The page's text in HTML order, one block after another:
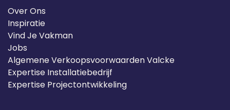
Over Ons
Inspiratie
Vind Je Vakman
Jobs
Algemene Verkoopsvoorwaarden Valcke
Expertise Installatiebedrijf
Expertise Projectontwikkeling